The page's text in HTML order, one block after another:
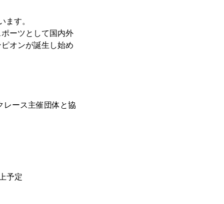
ます。
ーツとして国内外
オンが誕生し始め
レース主催団体と協
予定